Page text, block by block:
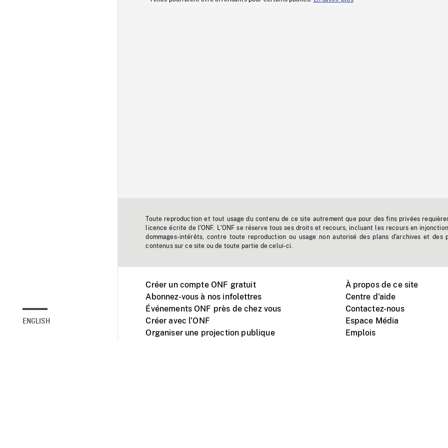
ENGLISH
Toute reproduction et tout usage du contenu de ce site autrement que pour des fins privées
licence écrite de l'ONF. L'ONF se réserve tous ses droits et recours, incluant les recours en
dommages-intérêts, contre toute reproduction ou usage non autorisé des plans d'archives et des
contenus sur ce site ou de toute partie de celui-ci.
Créer un compte ONF gratuit
Abonnez-vous à nos infolettres
Événements ONF près de chez vous
Créer avec l’ONF
Organiser une projection publique
À propos de ce site
Centre d'aide
Contactez-nous
Espace Média
Emplois